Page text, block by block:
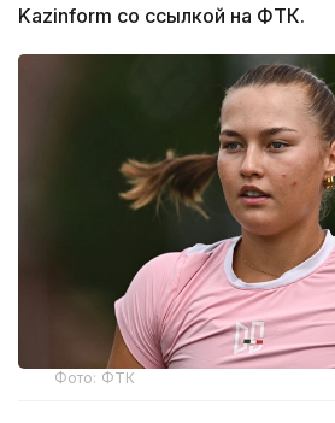
Kazinform со ссылкой на ФТК.
Фото: ФТК